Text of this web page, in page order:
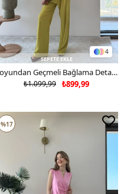
4
SEPETE EKLE
Boyundan Geçmeli Bağlama Detay Sırt Dekolte Bluz ve Pantolonlu Gofre İkili Takım Yağ Yeşili 2300
₺899,99
₺1.099,99
%17